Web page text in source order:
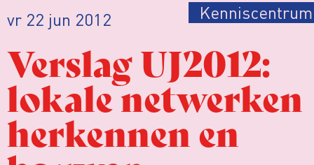
vr 22 jun 2012 Kenniscentrum
Verslag UJ2012:
lokale netwerken
herkennen en